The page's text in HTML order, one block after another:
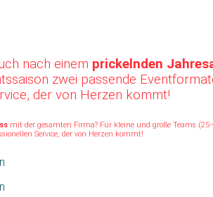
nach einem prickelnden
zwei passende
der von Herzen kommt!
mit der gesamten Firma? Für kleine und große Teams
Service, der von Herzen kommt!